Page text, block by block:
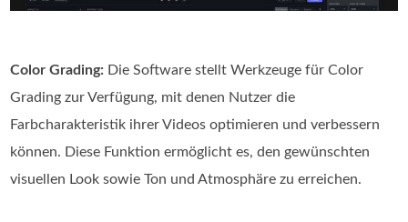
Color Grading: Die Software stellt Werkzeuge für Color
Grading zur Verfügung, mit denen Nutzer die
Farbcharakteristik ihrer Videos optimieren und verbessern
können. Diese Funktion ermöglicht es, den gewünschten
visuellen Look sowie Ton und Atmosphäre zu erreichen.